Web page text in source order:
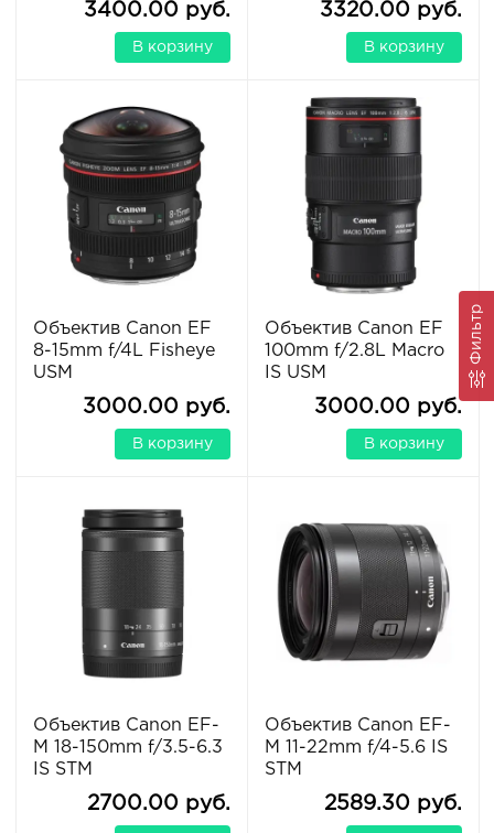
Фильтр
3400.00 руб.
В корзину
3320.00 руб.
В корзину
Объектив Canon EF
8-15mm f/4L Fisheye
USM
3000.00 руб.
В корзину
Объектив Canon EF
100mm f/2.8L Macro
IS USM
3000.00 руб.
В корзину
Объектив Canon EF-
M 18-150mm f/3.5-6.3
IS STM
2700.00 руб.
Объектив Canon EF-
M 11-22mm f/4-5.6 IS
STM
2589.30 руб.